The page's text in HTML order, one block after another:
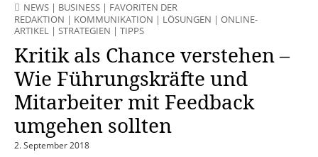
NEWS | BUSINESS | FAVORITEN DER
REDAKTION | KOMMUNIKATION | LÖSUNGEN | ONLINE-
ARTIKEL | STRATEGIEN | TIPPS
Kritik als Chance verstehen –
Wie Führungskräfte und
Mitarbeiter mit Feedback
umgehen sollten
2. September 2018